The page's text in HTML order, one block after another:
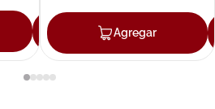
Agregar
Agregar